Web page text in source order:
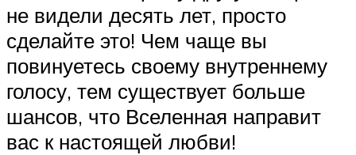
не видели десять лет, просто
сделайте это! Чем чаще вы
повинуетесь своему внутреннему
голосу, тем существует больше
шансов, что Вселенная направит
вас к настоящей любви!